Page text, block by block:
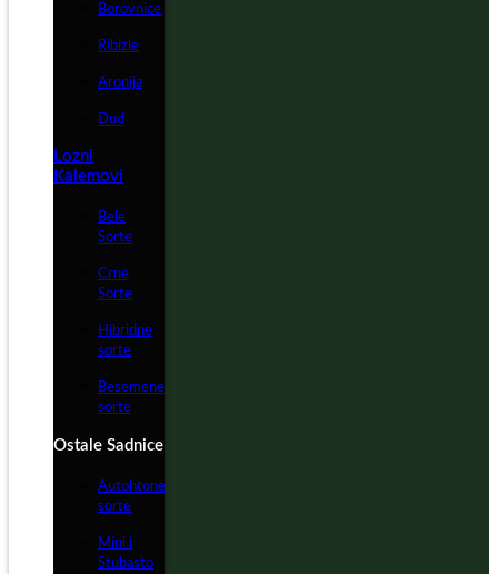
Borovnice
Ribizle
Aronija
Dud
Lozni
Kalemovi
Bele
Sorte
Crne
Sorte
Hibridne
sorte
Besemene
sorte
Ostale Sadnice
Autohtone
sorte
Mini i
Stubasto